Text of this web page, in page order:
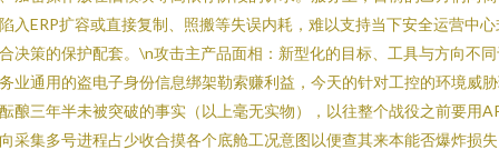
入ERP扩容或直接复制、照搬等失误内耗，难以支持当下安全运营中心
决策的保护配套。\n攻击主产品面相：新型化的目标、工具与方向不
业通用的盗电子身份信息绑架勒索赚利益，今天的针对工控的环境威
酿三年半未被突破的事实（以上毫无实物），以往整个战役之前要用
采集多号进程占少收合摸各个底舱工况意图以便查其来本能否爆炸损